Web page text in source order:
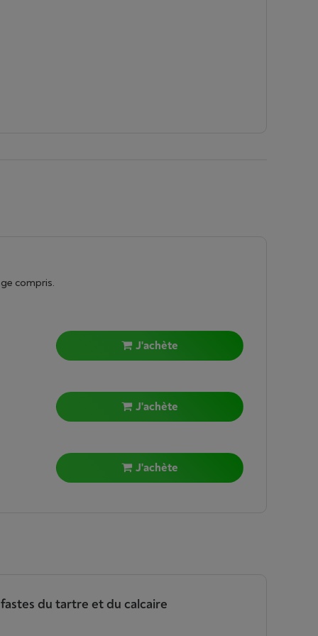
compris.
J'achète
J'achète
J'achète
du tartre et du calcaire